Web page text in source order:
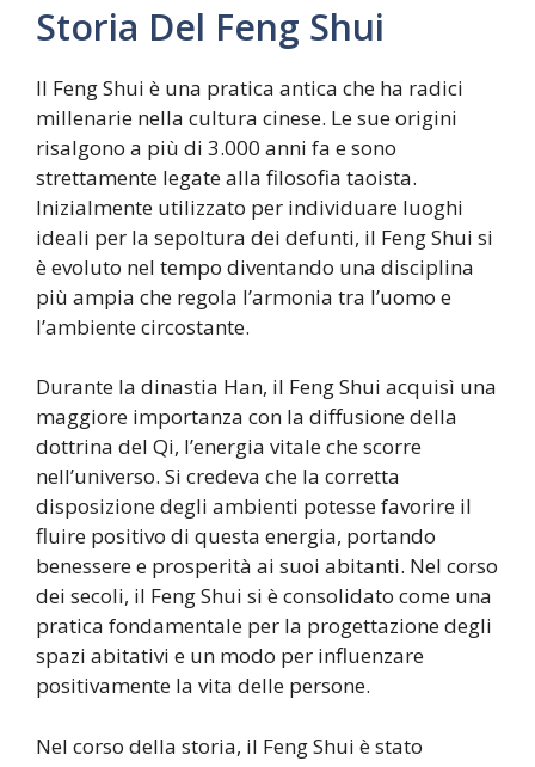
Storia Del Feng Shui
Il Feng Shui è una pratica antica che ha radici
millenarie nella cultura cinese. Le sue origini
risalgono a più di 3.000 anni fa e sono
strettamente legate alla filosofia taoista.
Inizialmente utilizzato per individuare luoghi
ideali per la sepoltura dei defunti, il Feng Shui si
è evoluto nel tempo diventando una disciplina
più ampia che regola l’armonia tra l’uomo e
l’ambiente circostante.
Durante la dinastia Han, il Feng Shui acquisì una
maggiore importanza con la diffusione della
dottrina del Qi, l’energia vitale che scorre
nell’universo. Si credeva che la corretta
disposizione degli ambienti potesse favorire il
fluire positivo di questa energia, portando
benessere e prosperità ai suoi abitanti. Nel corso
dei secoli, il Feng Shui si è consolidato come una
pratica fondamentale per la progettazione degli
spazi abitativi e un modo per influenzare
positivamente la vita delle persone.
Nel corso della storia, il Feng Shui è stato